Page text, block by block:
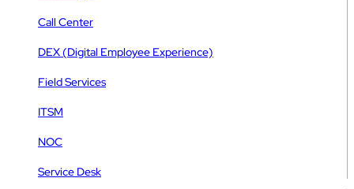
Call Center
DEX (Digital Employee Experience)
Field Services
ITSM
NOC
Service Desk